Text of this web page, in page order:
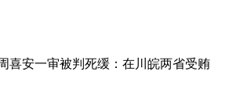
喜安一审被判死缓：在川皖两省受贿